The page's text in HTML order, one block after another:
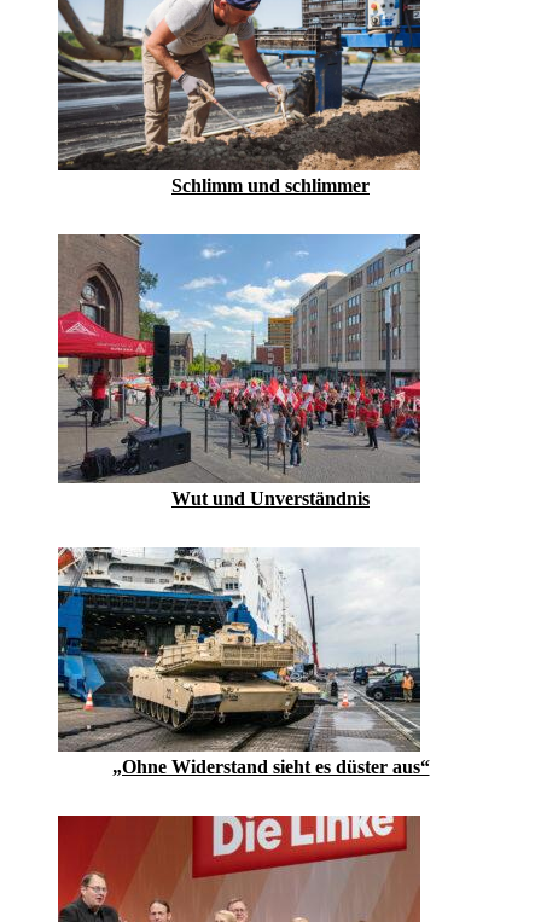
Schlimm und schlimmer
Wut und Unverständnis
„Ohne Widerstand sieht es düster aus“